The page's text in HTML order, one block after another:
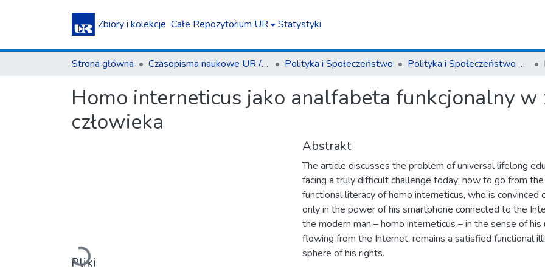
Zbiory i kolekcje Całe Repozytorium UR Statystyki
Strona główna Czasopisma naukowe UR / Scientific Journals Polityka i Społeczeństwo Polityka i Społeczeństwo nr 1(17)/2019
Homo interneticus jako analfabeta funkcjonalny
człowieka
Ładowanie...
Pliki
Abstrakt
The article discusses the problem of universal lifelong
facing a truly difficult challenge today: how to go from
functional literacy of homo interneticus, who is convinced
only in the power of his smartphone connected to the
the modern man – homo interneticus – in the sense of
flowing from the Internet, remains a satisfied functional
sphere of his rights.